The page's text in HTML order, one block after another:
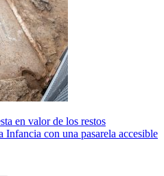
en valor de los restos
con una pasarela accesible